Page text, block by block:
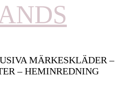
MÄRKESKLÄDER –
– HEMINREDNING